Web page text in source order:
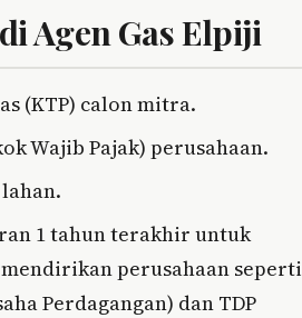
Agen Gas Elpiji
(KTP) calon mitra.
Wajib Pajak) perusahaan.
1 tahun terakhir untuk
perusahaan seperti
Perdagangan) dan TDP